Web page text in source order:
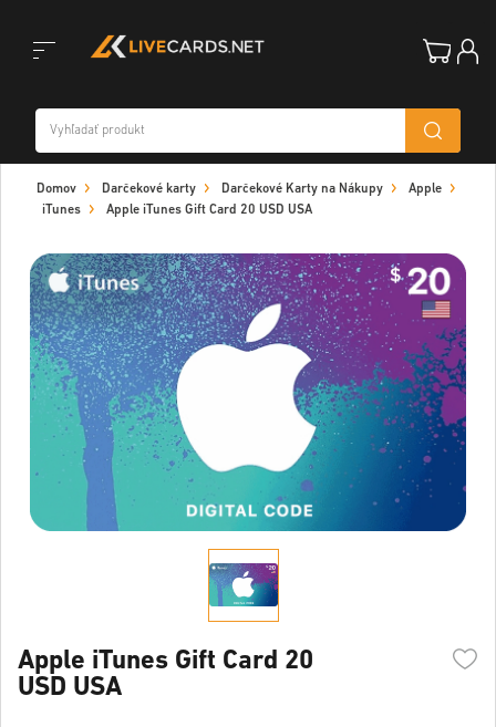
navigation
Domov Darčekové karty Darčekové Karty na Nákupy
Apple
iTunes
Apple iTunes Gift Card 20 USD USA
Apple iTunes Gift Card 20
USD USA